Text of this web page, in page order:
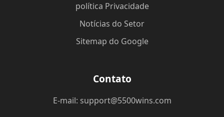
política Privacidade
Notícias do Setor
Sitemap do Google
Contato
E-mail: support@5500wins.com